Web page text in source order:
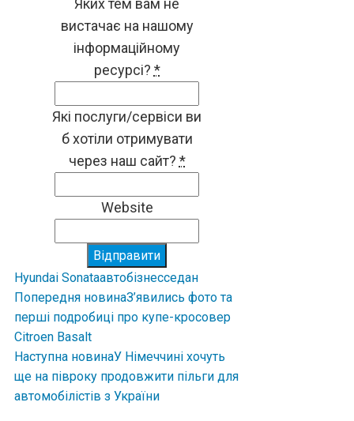
Яких тем вам не
вистачає на нашому
інформаційному
ресурсі? *
Які послуги/сервіси ви
б хотіли отримувати
через наш сайт? *
Website
Відправити
Hyundai Sonataавтобізнесседан
Попередня новинаЗ’явились фото та
перші подробиці про купе-кросовер
Citroen Basalt
Наступна новинаУ Німеччині хочуть
ще на півроку продовжити пільги для
автомобілістів з України